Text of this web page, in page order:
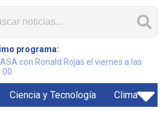
programa:
con Ronald Rojas el viernes a las
Ciencia y Tecnología Clima